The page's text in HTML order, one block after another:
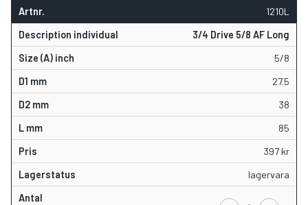
1210L
3/4 Drive 5/8 AF Long
5/8
27.5
38
85
397 kr
lagervara